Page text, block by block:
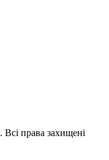
. Всі права захищені